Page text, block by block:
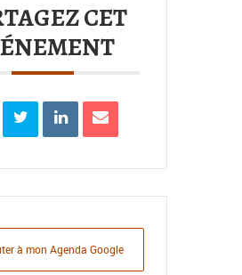
CET
à mon Agenda Google